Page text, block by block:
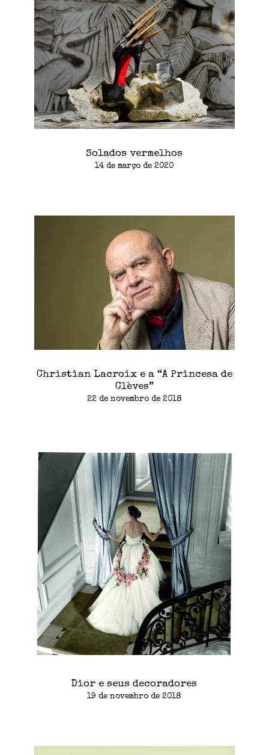
Solados vermelhos
14 de março de 2020
Christian Lacroix e a “A Princesa de
Clèves”
22 de novembro de 2018
Dior e seus decoradores
19 de novembro de 2018